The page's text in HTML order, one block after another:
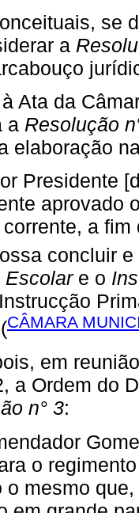
se
a
Ata da
a Resolução
elaboração
Presidente
aprovado
a
concluir
Escolare o
CÂMARA
em
a Ordem do
n° 3:
o
o mesmo